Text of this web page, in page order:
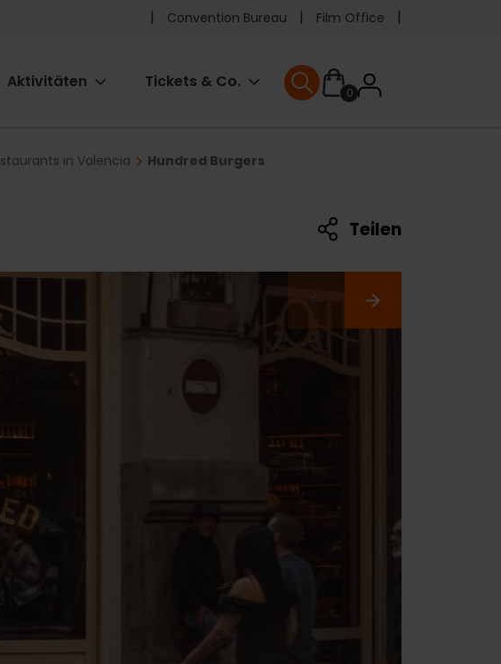
Pre
header
Convention Bureau Film Office
Aktivitäten Tickets & Co.
0User
User menu
in Valencia Hundred Burgers
Teilen